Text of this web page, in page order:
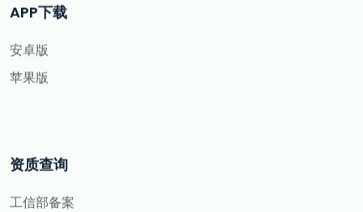
APP下载
安卓版
苹果版
资质查询
工信部备案